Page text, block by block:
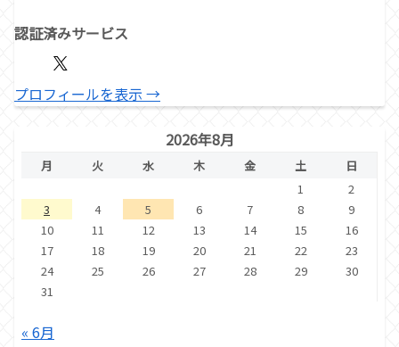
認証済みサービス
プロフィールを表示 →
2026年8月
月 火 水 木 金 土
日
1
2
3
4 5 6 7 8
9
10
11 12 13 14 15
16
17
18 19 20 21 22
23
24
25 26 27 28 29
30
31
« 6月